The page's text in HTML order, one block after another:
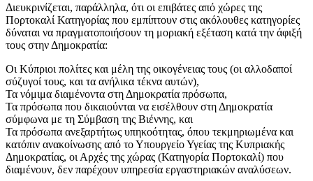
Διευκρινίζεται, παράλληλα, ότι οι επιβάτες από χώρες της
Πορτοκαλί Κατηγορίας που εμπίπτουν στις ακόλουθες κατηγορίες
δύναται να πραγματοποιήσουν τη μοριακή εξέταση κατά την άφιξή
τους στην Δημοκρατία:
Οι Κύπριοι πολίτες και μέλη της οικογένειας τους (οι αλλοδαποί
σύζυγοί τους, και τα ανήλικα τέκνα αυτών),
Τα νόμιμα διαμένοντα στη Δημοκρατία πρόσωπα,
Τα πρόσωπα που δικαιούνται να εισέλθουν στη Δημοκρατία
σύμφωνα με τη Σύμβαση της Βιέννης, και
Τα πρόσωπα ανεξαρτήτως υπηκοότητας, όπου τεκμηριωμένα και
κατόπιν ανακοίνωσης από το Υπουργείο Υγείας της Κυπριακής
Δημοκρατίας, οι Αρχές της χώρας (Κατηγορία Πορτοκαλί) που
διαμένουν, δεν παρέχουν υπηρεσία εργαστηριακών αναλύσεων.